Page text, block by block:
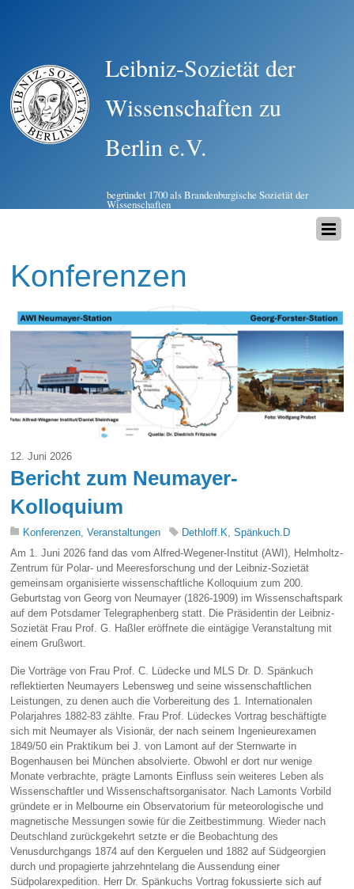
Leibniz-Sozietät der
Wissenschaften zu
Berlin e.V.
begründet 1700 als Brandenburgische Sozietät der
Wissenschaften
Konferenzen
12. Juni 2026
Bericht zum Neumayer-
Kolloquium
Konferenzen,Veranstaltungen Dethloff.K,Spänkuch.D
Am 1. Juni 2026 fand das vom Alfred-Wegener-Institut (AWI), Helmholtz-
Zentrum für Polar- und Meeresforschung und der Leibniz-Sozietät
gemeinsam organisierte wissenschaftliche Kolloquium zum 200.
Geburtstag von Georg von Neumayer (1826-1909) im Wissenschaftspark
auf dem Potsdamer Telegraphenberg statt. Die Präsidentin der Leibniz-
Sozietät Frau Prof. G. Haßler eröffnete die eintägige Veranstaltung mit
einem Grußwort.
Die Vorträge von Frau Prof. C. Lüdecke und MLS Dr. D. Spänkuch
reflektierten Neumayers Lebensweg und seine wissenschaftlichen
Leistungen, zu denen auch die Vorbereitung des 1. Internationalen
Polarjahres 1882-83 zählte. Frau Prof. Lüdeckes Vortrag beschäftigte
sich mit Neumayer als Visionär, der nach seinem Ingenieurexamen
1849/50 ein Praktikum bei J. von Lamont auf der Sternwarte in
Bogenhausen bei München absolvierte. Obwohl er dort nur wenige
Monate verbrachte, prägte Lamonts Einfluss sein weiteres Leben als
Wissenschaftler und Wissenschaftsorganisator. Nach Lamonts Vorbild
gründete er in Melbourne ein Observatorium für meteorologische und
magnetische Messungen sowie für die Zeitbestimmung. Wieder nach
Deutschland zurückgekehrt setzte er die Beobachtung des
Venusdurchgangs 1874 auf den Kerguelen und 1882 auf Südgeorgien
durch und propagierte jahrzehntelang die Aussendung einer
Südpolarexpedition. Herr Dr. Spänkuchs Vortrag fokussierte sich auf